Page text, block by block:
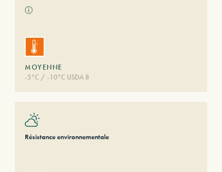
ⓘ
MOYENNE
-5°C / -10°C USDA 8
Résistance environnementale